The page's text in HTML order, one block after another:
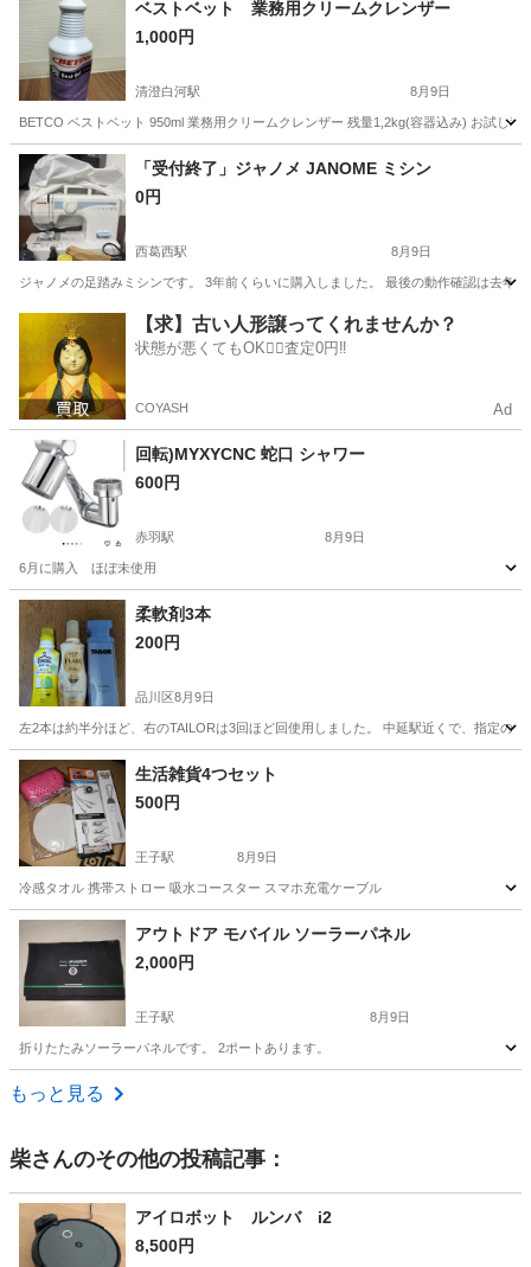
ベストベット 業務用クリームクレンザー
1,000円
清澄白河駅 8月9日
BETCO ベストベット 950ml 業務用クリームクレンザー 残量1,2kg(容器込み) お試し
東京 江東区 清澄白河駅 掃除用具
「受付終了」ジャノメ JANOME ミシン
0円
西葛西駅 8月9日
ジャノメの足踏みミシンです。 3年前くらいに購入しました。 最後の動作確認は去年
西葛西駅 生活雑貨 ジャノメ
【求】古い人形譲ってくれませんか？
状態が悪くてもOK🙆‍♀️査定0円‼️
COYASH Ad
回転)MYXYCNC 蛇口 シャワー
600円
赤羽駅 8月9日
6月に購入 ほぼ未使用
東京 北区 赤羽駅
柔軟剤3本
200円
品川区8月9日
左2本は約半分ほど、右のTAILORは3回ほど回使用しました。 中延駅近くで、指定の
東京 品川区 洗濯用品 よろしくお願いします
生活雑貨4つセット
500円
王子駅 8月9日
冷感タオル 携帯ストロー 吸水コースター スマホ充電ケーブル
東京 北区 王子駅
アウトドア モバイル ソーラーパネル
2,000円
王子駅 8月9日
折りたたみソーラーパネルです。 2ポートあります。
東京 北区
もっと見る
柴さんのその他の投稿記事：
アイロボット ルンバ i2
8,500円